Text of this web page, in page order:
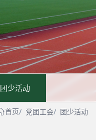
团少活动
首页 党团工会 团少活动